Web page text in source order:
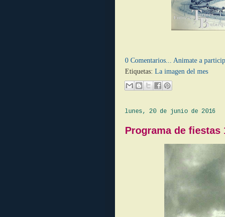
0 Comentarios... Animate a
Etiquetas: La imagen del mes
lunes, 20 de junio de 2016
Programa de fiestas